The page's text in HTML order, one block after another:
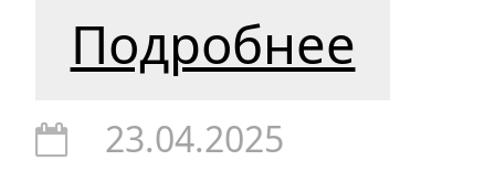
Подробнее
23.04.2025